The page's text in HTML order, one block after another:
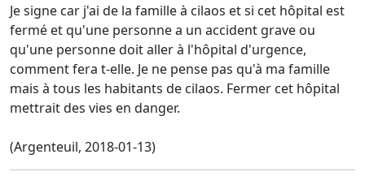
Je signe car j'ai de la famille à cilaos et si cet hôpital est
fermé et qu'une personne a un accident grave ou
qu'une personne doit aller à l'hôpital d'urgence,
comment fera t-elle. Je ne pense pas qu'à ma famille
mais à tous les habitants de cilaos. Fermer cet hôpital
mettrait des vies en danger.
(Argenteuil, 2018-01-13)